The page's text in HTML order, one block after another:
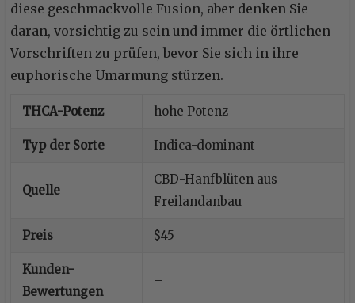
diese geschmackvolle Fusion, aber denken Sie
daran, vorsichtig zu sein und immer die örtlichen
Vorschriften zu prüfen, bevor Sie sich in ihre
euphorische Umarmung stürzen.
THCA-Potenz hohe Potenz
Typ der Sorte Indica-dominant
Quelle
CBD-Hanfblüten aus
Freilandanbau
Preis $45
Kunden-
Bewertungen
–